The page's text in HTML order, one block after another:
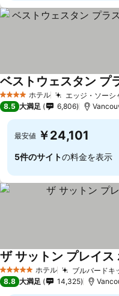
4 ホテルのランク
ホテル エッジ・ソーシ
料金を表示
8.5 大満足 6,806
最安値 ￥24,101
5件のサイトの料金を表示
5 ホテルのランク
ホテル ブルバードキ
ザ サットン プレイ
8.8 大満足 14,325